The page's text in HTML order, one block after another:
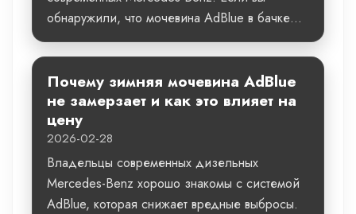
обнаружили, что мочевина AdBlue в бачке...
Почему зимняя мочевина AdBlue
не замерзает и как это влияет на
цену
2026-02-28
Владельцы современных дизельных
Mercedes-Benz хорошо знакомы с системой
AdBlue, которая снижает вредные выбросы.